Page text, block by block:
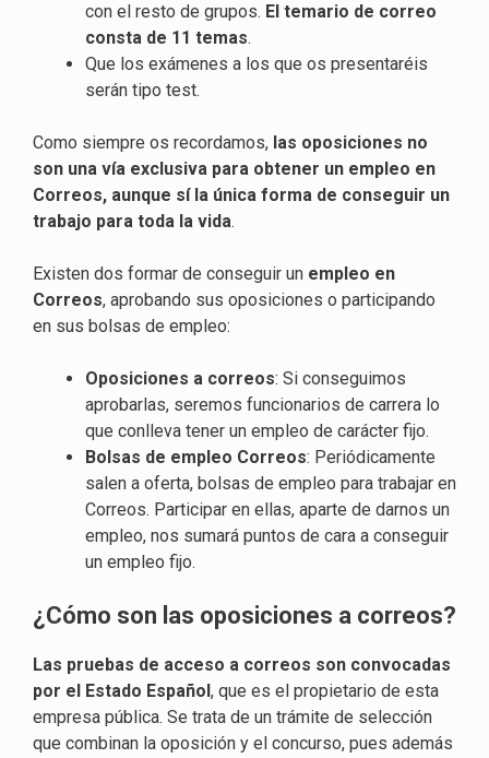
con el resto de grupos. El temario de correo
consta de 11 temas.
Que los exámenes a los que os presentaréis
serán tipo test.
Como siempre os recordamos, las oposiciones no
son una vía exclusiva para obtener un empleo en
Correos, aunque sí la única forma de conseguir un
trabajo para toda la vida.
Existen dos formar de conseguir un empleo en
Correos, aprobando sus oposiciones o participando
en sus bolsas de empleo:
Oposiciones a correos: Si conseguimos
aprobarlas, seremos funcionarios de carrera lo
que conlleva tener un empleo de carácter fijo.
Bolsas de empleo Correos: Periódicamente
salen a oferta, bolsas de empleo para trabajar en
Correos. Participar en ellas, aparte de darnos un
empleo, nos sumará puntos de cara a conseguir
un empleo fijo.
¿Cómo son las oposiciones a correos?
Las pruebas de acceso a correos son convocadas
por el Estado Español, que es el propietario de esta
empresa pública. Se trata de un trámite de selección
que combinan la oposición y el concurso, pues además